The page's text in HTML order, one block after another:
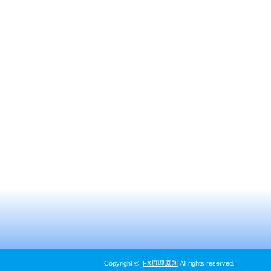
Copyright © FX原理原則 All rights reserved.